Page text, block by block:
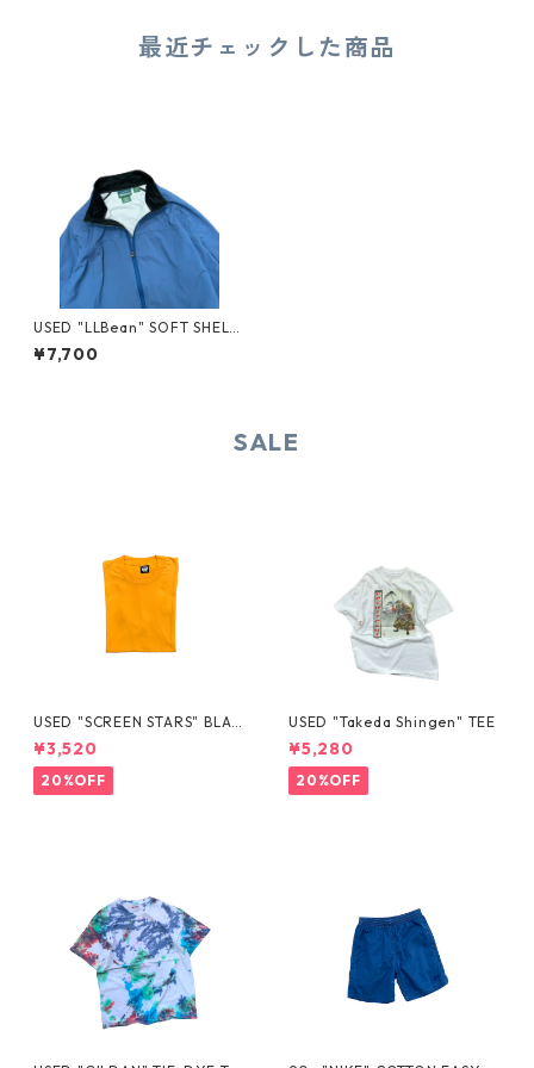
最近チェックした商品
USED "LLBean" SOFT SHELL
JACKET
¥7,700
SALE
USED "SCREEN STARS" BLAN
K TEE
¥3,520
20%OFF
USED "Takeda Shingen" TEE
¥5,280
20%OFF